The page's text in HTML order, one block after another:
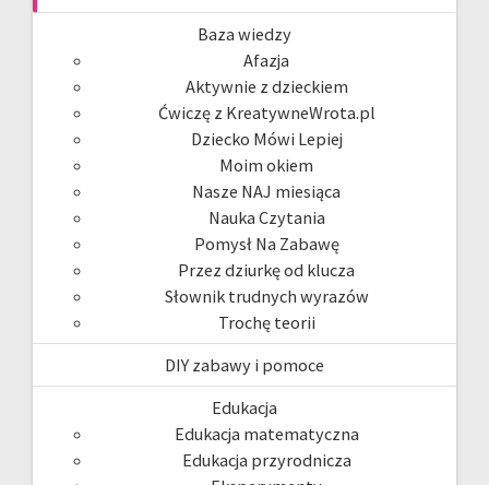
Baza wiedzy
Afazja
Aktywnie z dzieckiem
Ćwiczę z KreatywneWrota.pl
Dziecko Mówi Lepiej
Moim okiem
Nasze NAJ miesiąca
Nauka Czytania
Pomysł Na Zabawę
Przez dziurkę od klucza
Słownik trudnych wyrazów
Trochę teorii
DIY zabawy i pomoce
Edukacja
Edukacja matematyczna
Edukacja przyrodnicza